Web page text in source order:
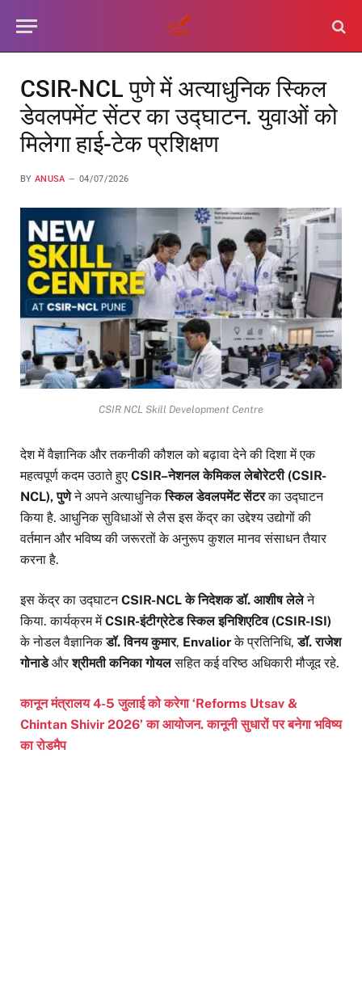
CSIR-NCL पुणे में अत्याधुनिक स्किल
डेवलपमेंट सेंटर का उद्घाटन. युवाओं को
मिलेगा हाई-टेक प्रशिक्षण
BY ANUSA 04/07/2026
CSIR NCL Skill Development Centre
देश में वैज्ञानिक और तकनीकी कौशल को बढ़ावा देने की दिशा में एक
महत्वपूर्ण कदम उठाते हुए CSIR–नेशनल केमिकल लेबोरेटरी (CSIR-
NCL), पुणेने अपने अत्याधुनिकस्किल डेवलपमेंट सेंटरका उद्घाटन
किया है. आधुनिक सुविधाओं से लैस इस केंद्र का उद्देश्य उद्योगों की
वर्तमान और भविष्य की जरूरतों के अनुरूप कुशल मानव संसाधन तैयार
करना है.
इस केंद्र का उद्घाटनCSIR-NCL के निदेशक डॉ. आशीष लेलेने
किया. कार्यक्रम मेंCSIR-इंटीग्रेटेड स्किल इनिशिएटिव (CSIR-ISI)
के नोडल वैज्ञानिकडॉ. विनय कुमार, Envaliorके प्रतिनिधि,डॉ. राजेश
गोनाडेऔरश्रीमती कनिका गोयलसहित कई वरिष्ठ अधिकारी मौजूद रहे.
कानून मंत्रालय 4-5 जुलाई को करेगा ‘Reforms Utsav &
Chintan Shivir 2026’ का आयोजन. कानूनी सुधारों पर बनेगा भविष्य
का रोडमैप